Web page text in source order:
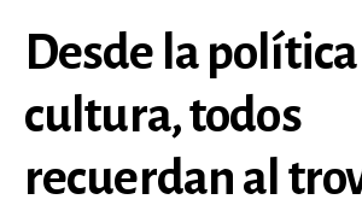
Desde la
cultura, todos
recuerdan al